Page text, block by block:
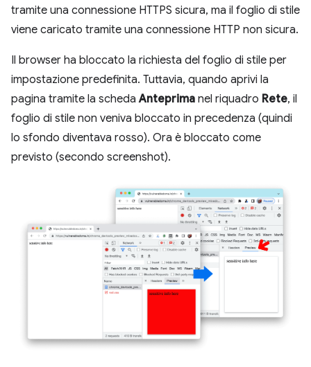
tramite una connessione HTTPS sicura, ma il foglio di stile
viene caricato tramite una connessione HTTP non sicura.
Il browser ha bloccato la richiesta del foglio di stile per
impostazione predefinita. Tuttavia, quando aprivi la
pagina tramite la schedaAnteprima nel riquadro Rete, il
foglio di stile non veniva bloccato in precedenza (quindi
lo sfondo diventava rosso). Ora è bloccato come
previsto (secondo screenshot).